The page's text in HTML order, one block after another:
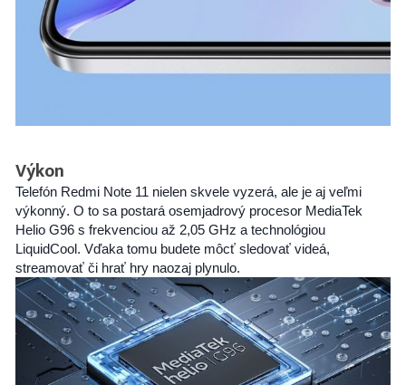
Výkon
Telefón Redmi Note 11 nielen skvele vyzerá, ale je aj veľmi
výkonný. O to sa postará osemjadrový procesor MediaTek
Helio G96 s frekvenciou až 2,05 GHz a technológiou
LiquidCool. Vďaka tomu budete môcť sledovať videá,
streamovať či hrať hry naozaj plynulo.